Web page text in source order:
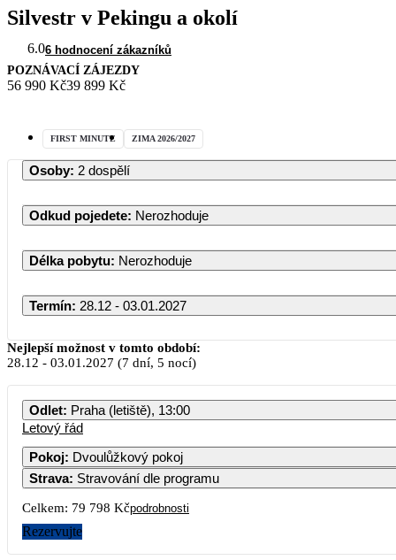
Silvestr v Pekingu a okolí
6.06 hodnocení zákazníků
POZNÁVACÍ ZÁJEZDY
56 990 Kč39 899 Kč
FIRST MINUTE ZIMA 2026/2027
Osoby: 2 dospělí
Odkud pojedete: Nerozhoduje
Délka pobytu: Nerozhoduje
Termín: 28.12 - 03.01.2027
Prosinec 2026
PO ÚT ST ČT PÁ SO NE
7
Nejlepší možnost v tomto období:
28.12 - 03.01.2027 (7 dní, 5 nocí)
Odlet: Praha (letiště), 13:00
Letový řád
Pokoj: Dvoulůžkový pokoj
Strava: Stravování dle programu
Celkem: 79 798 Kčpodrobnosti
Rezervujte